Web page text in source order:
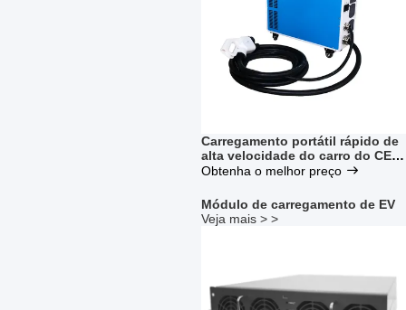
Carregamento portátil rápido de
alta velocidade do carro do CE
60A 380V do carregador de 20kW
Obtenha o melhor preço
Módulo de carregamento de EV
Veja mais > >